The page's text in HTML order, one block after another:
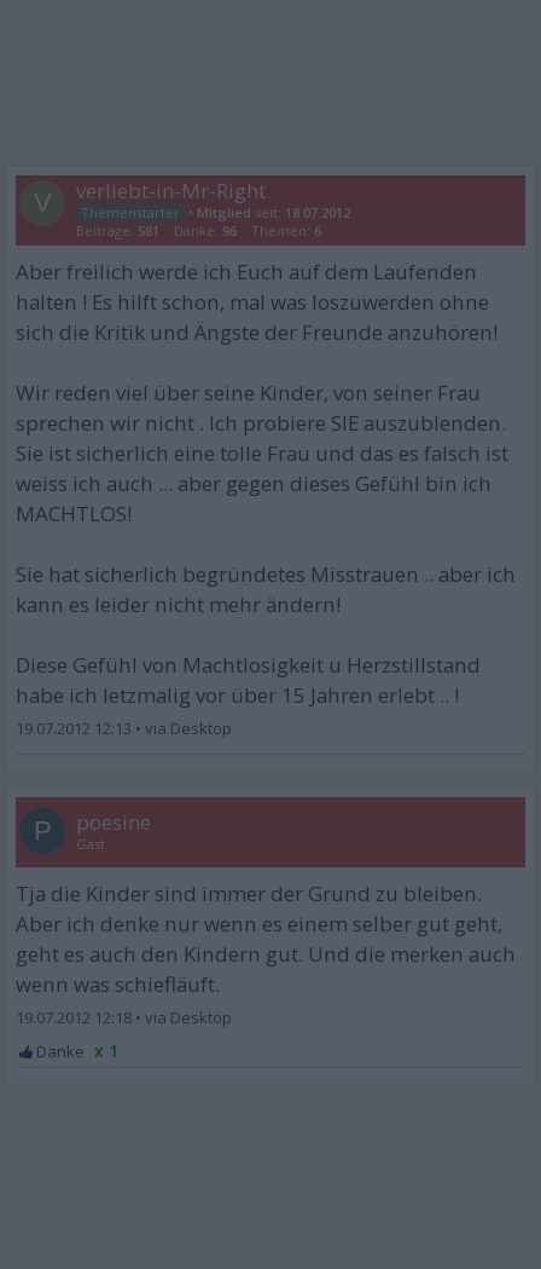
V verliebt-in-Mr-Right
• Mitglied seit: 18.07.2012
Beiträge: 581 Danke: 96 Themen: 6
Aber freilich werde ich Euch auf dem Laufenden
halten ! Es hilft schon, mal was loszuwerden ohne
sich die Kritik und Ängste der Freunde anzuhören!
Wir reden viel über seine Kinder, von seiner Frau
sprechen wir nicht . Ich probiere SIE auszublenden.
Sie ist sicherlich eine tolle Frau und das es falsch ist
weiss ich auch ... aber gegen dieses Gefühl bin ich
MACHTLOS!
Sie hat sicherlich begründetes Misstrauen .. aber ich
kann es leider nicht mehr ändern!
Diese Gefühl von Machtlosigkeit u Herzstillstand
habe ich letzmalig vor über 15 Jahren erlebt .. !
19.07.2012 12:13 •
P poesine
Gast
Tja die Kinder sind immer der Grund zu bleiben.
Aber ich denke nur wenn es einem selber gut geht,
geht es auch den Kindern gut. Und die merken auch
wenn was schiefläuft.
19.07.2012 12:18 •
x 1